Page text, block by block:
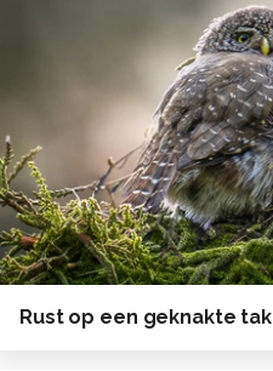
Rust op een geknakte tak